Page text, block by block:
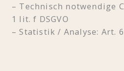
– Technisch notwendige
1 lit. f DSGVO
– Statistik / Analyse: Art. 6